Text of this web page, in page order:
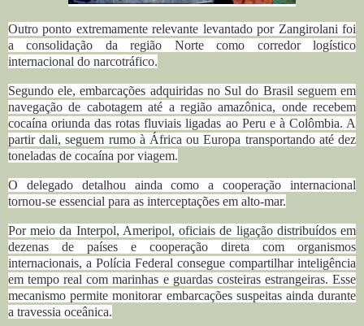
Outro ponto extremamente relevante levantado por Zangirolani foi
a consolidação da região Norte como corredor logístico
internacional do narcotráfico.
Segundo ele, embarcações adquiridas no Sul do Brasil seguem em
navegação de cabotagem até a região amazônica, onde recebem
cocaína oriunda das rotas fluviais ligadas ao Peru e à Colômbia. A
partir dali, seguem rumo à África ou Europa transportando até dez
toneladas de cocaína por viagem.
O delegado detalhou ainda como a cooperação internacional
tornou-se essencial para as interceptações em alto-mar.
Por meio da Interpol, Ameripol, oficiais de ligação distribuídos em
dezenas de países e cooperação direta com organismos
internacionais, a Polícia Federal consegue compartilhar inteligência
em tempo real com marinhas e guardas costeiras estrangeiras. Esse
mecanismo permite monitorar embarcações suspeitas ainda durante
a travessia oceânica.